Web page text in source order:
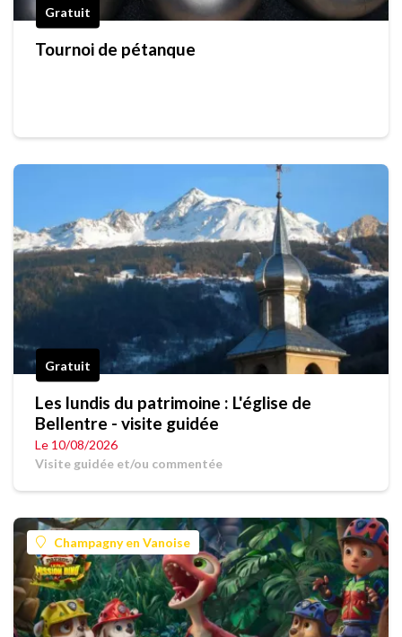
Gratuit
Tournoi de pétanque
Gratuit
Les lundis du patrimoine : L'église de
Bellentre - visite guidée
Le 10/08/2026
Visite guidée et/ou commentée
Champagny en Vanoise